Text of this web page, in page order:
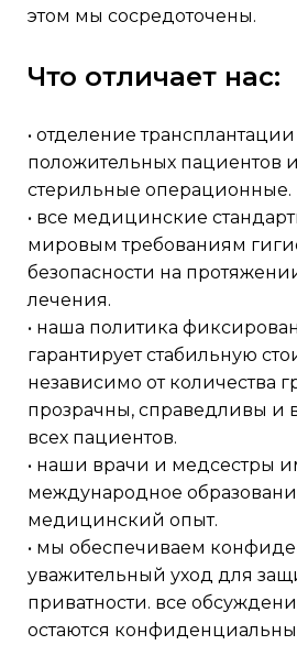
этом мы сосредоточены.
что отличает нас:
• отделение
положительных пациентов
стерильные операционные.
• все медицинские
мировым требованиям
безопасности на
лечения.
• наша политика
гарантирует стабильную
независимо от количества
прозрачны, справедливы и
всех пациентов.
• наши врачи и медсестры
международное
медицинский опыт.
• мы обеспечиваем
уважительный уход для
приватности. все
остаются